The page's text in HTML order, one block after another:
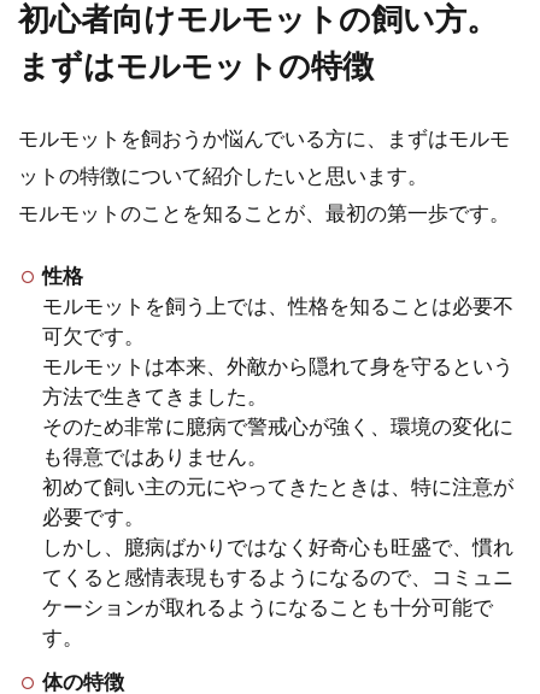
スを与えない飼い方の工夫を
モルモットは臆病でストレスに弱い動物
モルモットを１ケージで多頭飼
いすることは可能だが注意が必
要
１ケージで多頭飼いしてもいいのかと悩
んでいませんか？既に...
初心者向けモルモットの飼い方。
まずはモルモットの特徴
モルモットを飼おうか悩んでいる方に、まずはモルモ
ットの特徴について紹介したいと思います。
モルモットのことを知ることが、最初の第一歩です。
性格
モルモットを飼う上では、性格を知ることは必要不
可欠です。
モルモットは本来、外敵から隠れて身を守るという
方法で生きてきました。
そのため非常に臆病で警戒心が強く、環境の変化に
も得意ではありません。
初めて飼い主の元にやってきたときは、特に注意が
必要です。
しかし、臆病ばかりではなく好奇心も旺盛で、慣れ
てくると感情表現もするようになるので、コミュニ
ケーションが取れるようになることも十分可能で
す。
体の特徴